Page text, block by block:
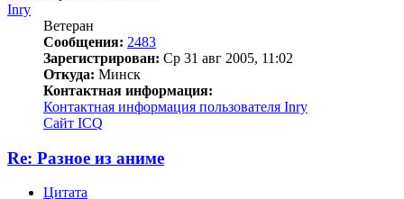
Inry
Ветеран
Сообщения: 2483
Зарегистрирован: Ср 31 авг 2005, 11:02
Откуда: Минск
Контактная информация:
Контактная информация пользователя Inry
Сайт ICQ
Re: Разное из аниме
Цитата